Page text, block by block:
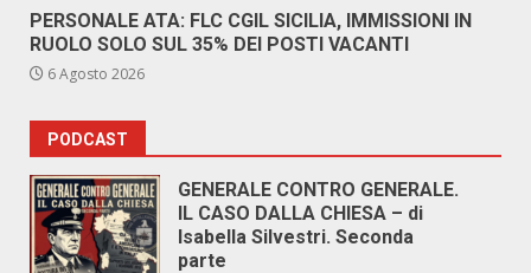
PERSONALE ATA: FLC CGIL SICILIA, IMMISSIONI IN
RUOLO SOLO SUL 35% DEI POSTI VACANTI
6 Agosto 2026
PODCAST
GENERALE CONTRO GENERALE.
IL CASO DALLA CHIESA – di
Isabella Silvestri. Seconda
parte